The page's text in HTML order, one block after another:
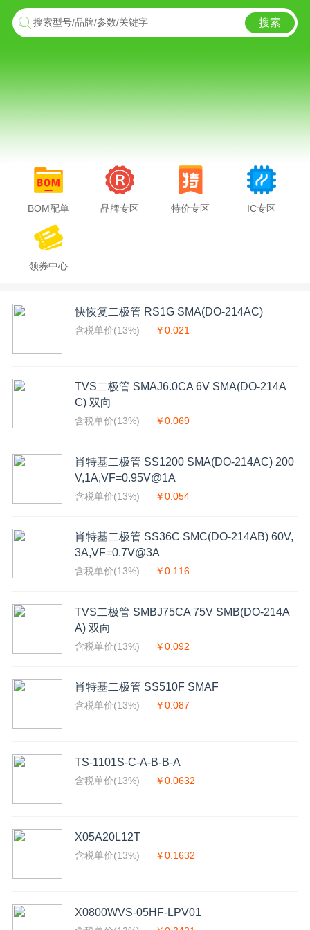
搜索型号/品牌/参数/关键字 搜索
BOM配单 品牌专区 特价专区 IC专区
领券中心
快恢复二极管 RS1G SMA(DO-214AC)
含税单价(13%) ￥0.021
TVS二极管 SMAJ6.0CA 6V SMA(DO-214A
C) 双向
含税单价(13%) ￥0.069
肖特基二极管 SS1200 SMA(DO-214AC) 200
V,1A,VF=0.95V@1A
含税单价(13%) ￥0.054
肖特基二极管 SS36C SMC(DO-214AB) 60V,
3A,VF=0.7V@3A
含税单价(13%) ￥0.116
TVS二极管 SMBJ75CA 75V SMB(DO-214A
A) 双向
含税单价(13%) ￥0.092
肖特基二极管 SS510F SMAF
含税单价(13%) ￥0.087
TS-1101S-C-A-B-B-A
含税单价(13%) ￥0.0632
X05A20L12T
含税单价(13%) ￥0.1632
X0800WVS-05HF-LPV01